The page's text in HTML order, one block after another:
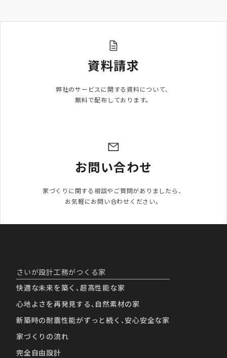
資料請求
弊社のサービスに関する資料について、
無料で配布しております。
お問い合わせ
家づくりに関する相談やご質問がありましたら、
お気軽にお問い合わせください。
さいが設計工務がつくる家
快適な未来を築く､超高性能な家
心地よさを再発見する､自然素材の家
新築時の耐震性能がずっと続く､安心安全な家
家づくりの流れ
完全自由設計